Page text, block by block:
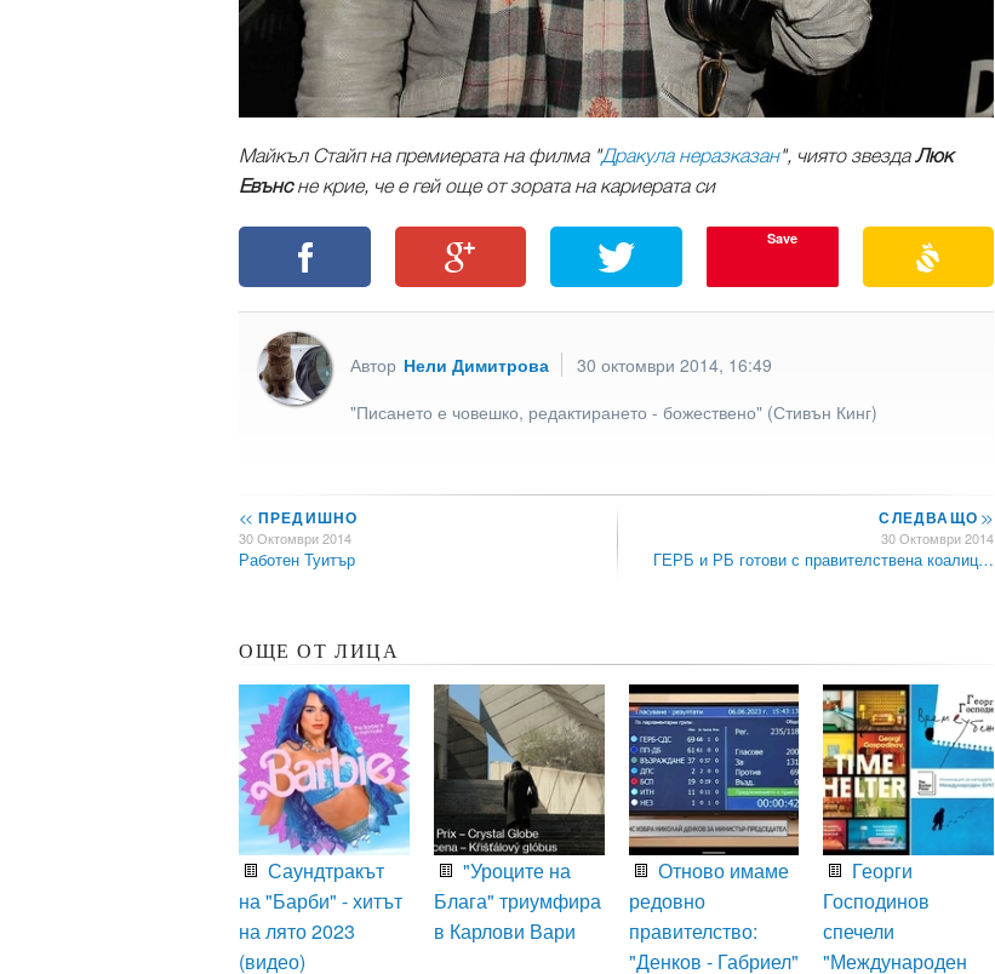
Майкъл Стайп на премиерата на филма "Дракула неразказан", чиято звездаЛюк
Евънсне крие, че е гей още от зората на кариерата си
Save
Автор Нели Димитрова
30 октомври 2014, 16:49
"Писането е човешко, редактирането - божествено" (Стивън Кинг)
<< ПРЕДИШНО
30 Октомври 2014
Работен Туитър
СЛЕДВАЩО>>
30 Октомври 2014
ГЕРБ и РБ готови с правителствена коалиц…
ОЩЕ ОТ ЛИЦА
Саундтракът
на "Барби" - хитът
на лято 2023
(видео)
"Уроците на
Блага" триумфира
в Карлови Вари
Отново имаме
редовно
правителство:
"Денков - Габриел"
Георги
Господинов
спечели
"Международен